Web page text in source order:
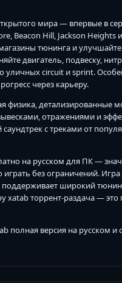
мира — впервые в
Beacon Hill, Jackson Heights
тюнинга и
двигатель, подвеску,
уличных circuit и sprint.
через карьеру.
физика, детализированные
отражениями и
с треками от
на русском для ПК —
без ограничений.
поддерживает широкий
xatab торрент-раздача —
полная версия на русском и